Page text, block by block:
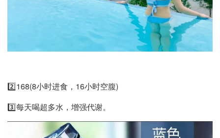
2️⃣168(8小时进食，16小时空腹)
3️⃣每天喝超多水，增强代谢。